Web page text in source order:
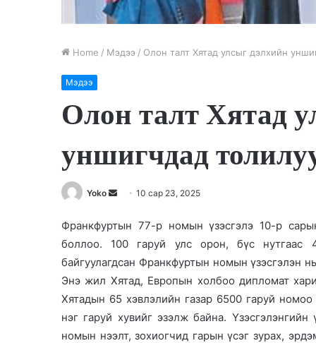
Home / Мэдээ / Олон талт Хятад улсыг дэлхийн
Мэдээ
Олон талт Хятад
уншигчдад
Yoko
n
d
a
n
e
10 сар 23, 2025
Франкфуртын 77-р номын үзэсгэлэ 10-р
боллоо. 100 гаруй улс орон, бүс нутгаас
байгуулагдсан Франкфуртын номын үзэсгэлэн
Энэ жил Хятад, Европын холбоо дипломат
Хятадын 65 хэвлэлийн газар 6500 гаруй
нэг гаруй хувийг эзэлж байна.
номын нээлт, зохиогчид гарын үсэг зурах,